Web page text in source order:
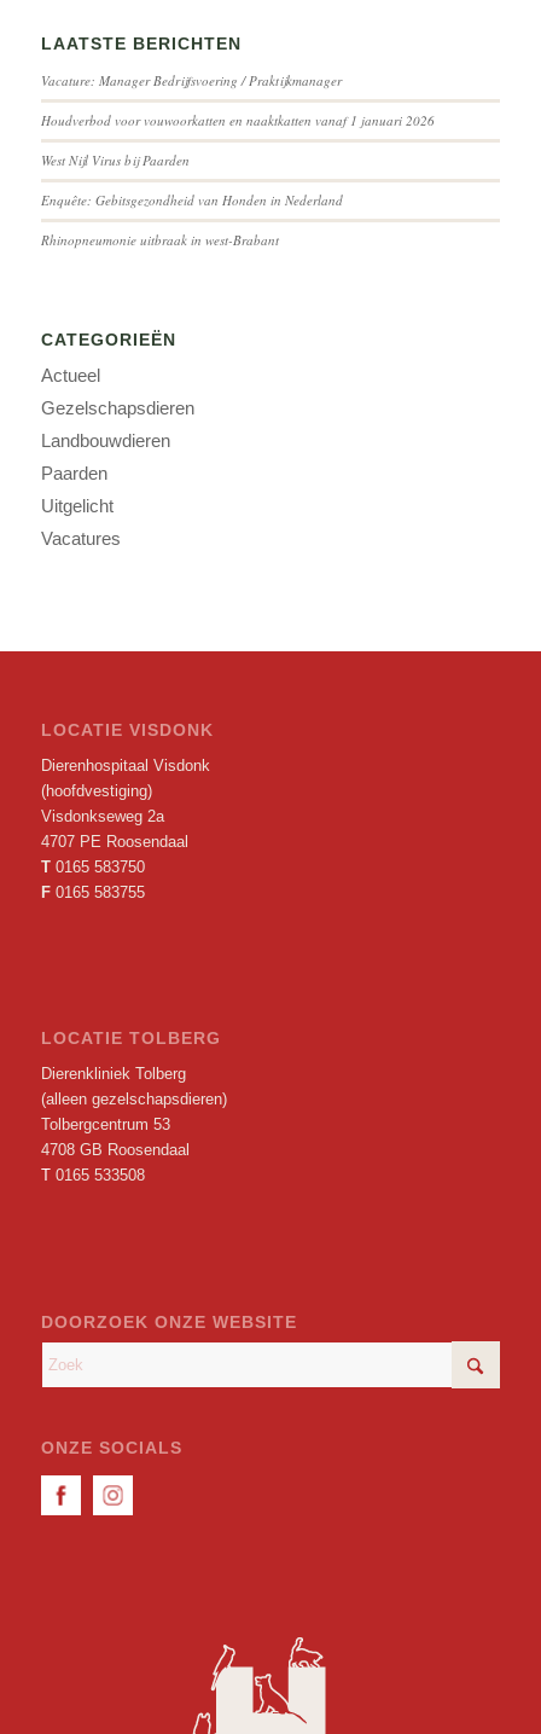
LAATSTE BERICHTEN
Vacature: Manager Bedrijfsvoering / Praktijkmanager
Houdverbod voor vouwoorkatten en naaktkatten vanaf 1 januari 2026
West Nijl Virus bij Paarden
Enquête: Gebitsgezondheid van Honden in Nederland
Rhinopneumonie uitbraak in west-Brabant
CATEGORIEËN
Actueel
Gezelschapsdieren
Landbouwdieren
Paarden
Uitgelicht
Vacatures
LOCATIE VISDONK
Dierenhospitaal Visdonk
(hoofdvestiging)
Visdonkseweg 2a
4707 PE Roosendaal
T 0165 583750
F 0165 583755
LOCATIE TOLBERG
Dierenkliniek Tolberg
(alleen gezelschapsdieren)
Tolbergcentrum 53
4708 GB Roosendaal
T 0165 533508
DOORZOEK ONZE WEBSITE
ONZE SOCIALS